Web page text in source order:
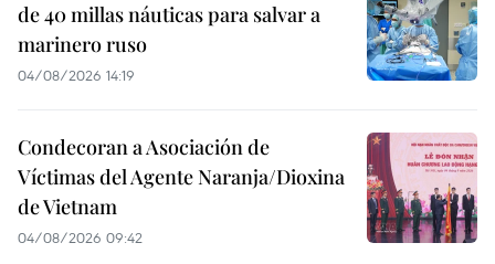
de 40 millas náuticas para salvar a
marinero ruso
04/08/2026 14:19
Condecoran a Asociación de
Víctimas del Agente Naranja/Dioxina
de Vietnam
04/08/2026 09:42